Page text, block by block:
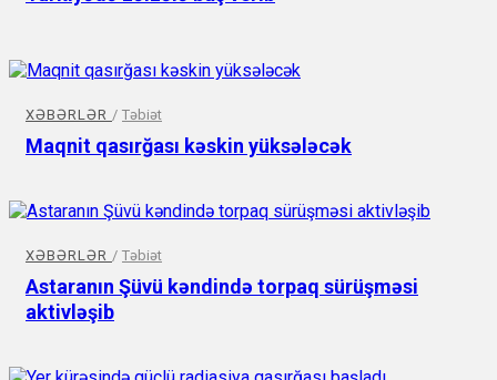
XƏBƏRLƏR / Təbiət
Maqnit qasırğası kəskin yüksələcək
XƏBƏRLƏR / Təbiət
Astaranın Şüvü kəndində torpaq sürüşməsi
aktivləşib